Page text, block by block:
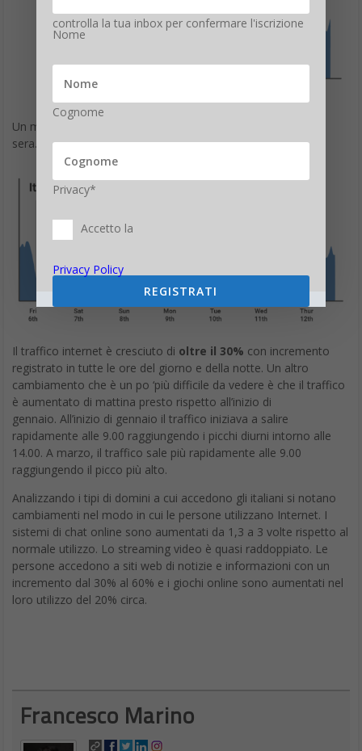
Un modello familiare con traffico di punta in genere la
sera. Ecco invece il traffico dal 5 al 12 marzo.
Il traffico internet è cresciuto di oltre il 30% con incremento
registrato in tutte le ore del giorno e della notte. Un altro
cambiamento che è un po ‘più difficile da vedere è che il traffico
è aumentato di mattina presto rispetto all’inizio di
gennaio. All’inizio di gennaio il traffico iniziava a salire
rapidamente alle 9.00 raggiungendo i picchi diurni intorno alle
14.00. A marzo, il traffico sale più rapidamente alle 9.00
raggiungendo il picco più alto.
Analizzando i tipi di domini a cui accedono gli italiani si notano
cambiamenti nel modo in cui le persone utilizzano Internet. I
sistemi di chat online sono aumentati da 1,3 a 3 volte rispetto al
normale utilizzo. Lo streaming video è quasi raddoppiato. Le
persone accedono a siti web di notizie e informazioni con un
incremento dal 30% al 60% e i giochi online sono aumentati nel
loro utilizzo del 20% circa.
Francesco Marino
controlla la tua inbox per confermare l'iscrizione
Nome
Cognome
Privacy*
Accetto la
Privacy Policy
REGISTRATI